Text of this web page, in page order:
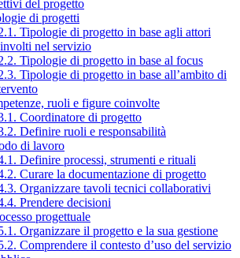
del progetto
di progetti
Tipologie di progetto in base agli attori
nel servizio
Tipologie di progetto in base al focus
Tipologie di progetto in base all’ambito di
ruoli e figure coinvolte
Coordinatore di progetto
Definire ruoli e responsabilità
di lavoro
Definire processi, strumenti e rituali
Curare la documentazione di progetto
Organizzare tavoli tecnici collaborativi
Prendere decisioni
progettuale
Organizzare il progetto e la sua gestione
Comprendere il contesto d’uso del servizio